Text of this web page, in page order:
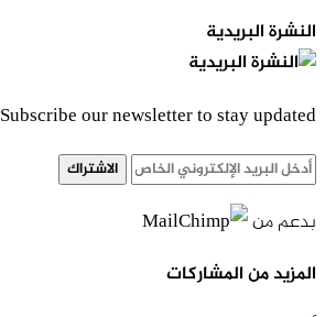
النشرة البريدية
Subscribe our newsletter to stay updated.
الاشتراك
بدعم من
المزيد من المشاركات